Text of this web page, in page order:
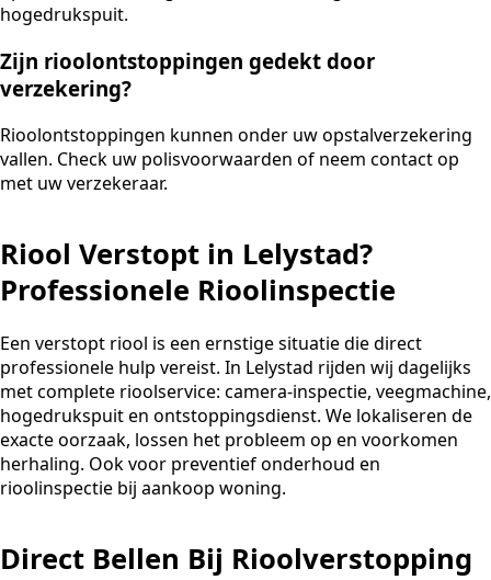
hogedrukspuit.
Zijn rioolontstoppingen gedekt door
verzekering?
Rioolontstoppingen kunnen onder uw opstalverzekering
vallen. Check uw polisvoorwaarden of neem contact op
met uw verzekeraar.
Riool Verstopt in Lelystad?
Professionele Rioolinspectie
Een verstopt riool is een ernstige situatie die direct
professionele hulp vereist. In Lelystad rijden wij dagelijks
met complete rioolservice: camera-inspectie, veegmachine,
hogedrukspuit en ontstoppingsdienst. We lokaliseren de
exacte oorzaak, lossen het probleem op en voorkomen
herhaling. Ook voor preventief onderhoud en
rioolinspectie bij aankoop woning.
Direct Bellen Bij Rioolverstopping